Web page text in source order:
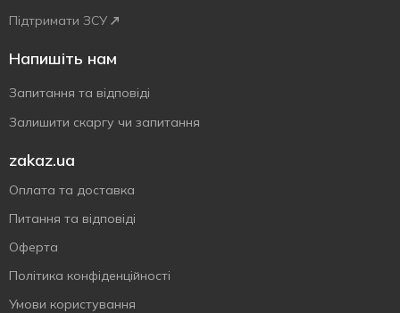
Підтримати ЗСУ
Напишіть нам
Запитання та відповіді
Залишити скаргу чи запитання
zakaz.ua
Оплата та доставка
Питання та відповіді
Оферта
Політика конфіденційності
Умови користування